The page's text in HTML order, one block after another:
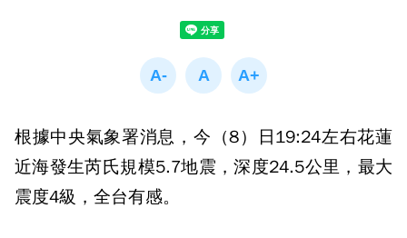
根據中央氣象署消息，今（8）日19:24左右花蓮
近海發生芮氏規模5.7地震，深度24.5公里，最大
震度4級，全台有感。